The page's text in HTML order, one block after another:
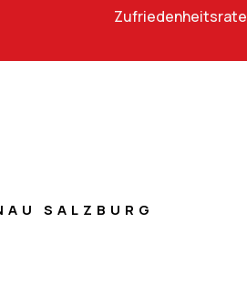
Zufriedenheitsrate
SALZBURG